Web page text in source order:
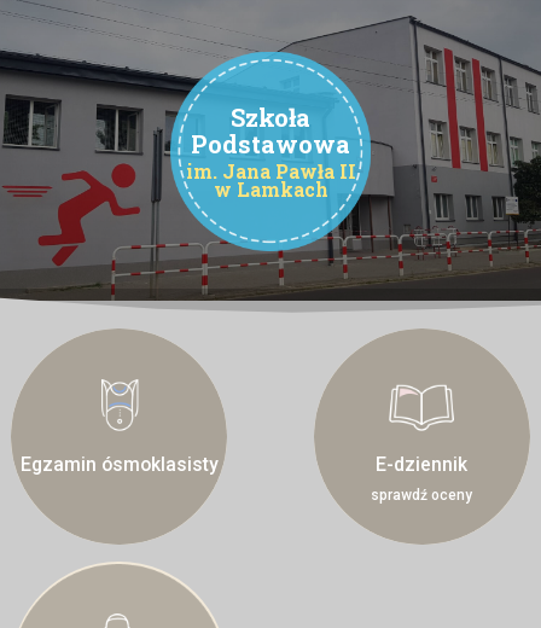
Szkoła
Podstawowa
im. Jana Pawła II
w Lamkach
Egzamin ósmoklasisty E-dziennik
sprawdź oceny